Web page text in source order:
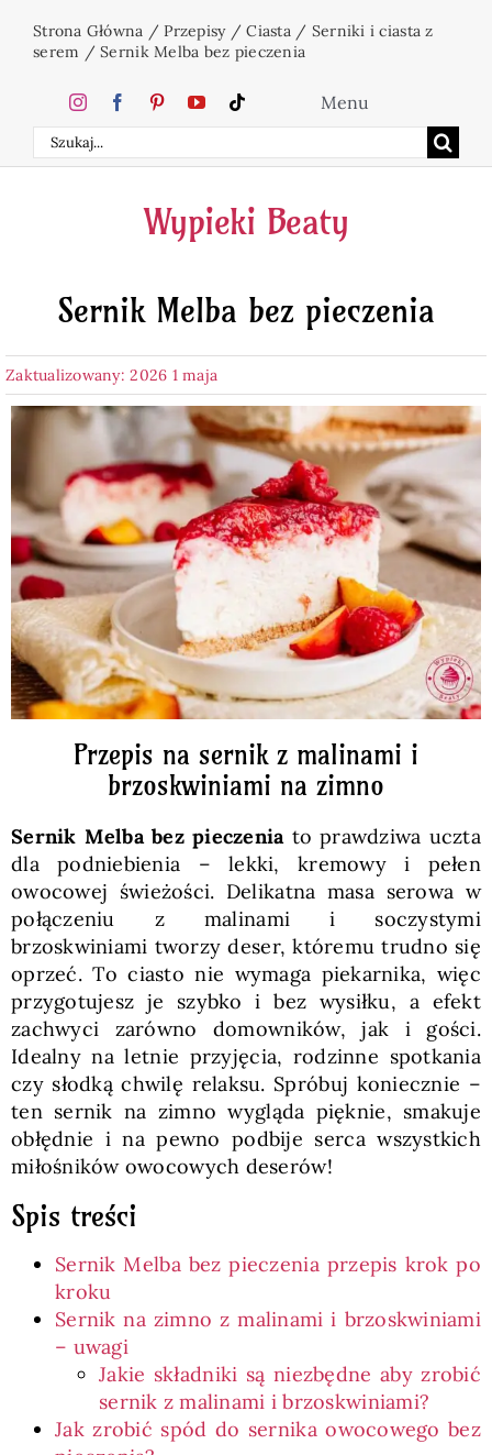
zawartości
Strona Główna /Przepisy/Ciasta/ Serniki i ciasta z
serem /Sernik Melba bez pieczenia
Szukaj
Menu
Home
Ciasta
Desery
Napoje
Pieczywo
Przetwory
Posiłki
Zdrowo i fit
SKLEP
Polski
Wypieki Beaty
Sernik Melba bez pieczenia
Zaktualizowany: 2026 1 maja
Przepis na sernik z malinami i
brzoskwiniami na zimno
Sernik Melba bez pieczeniato prawdziwa uczta
dla podniebienia – lekki, kremowy i pełen
owocowej świeżości. Delikatna masa serowa w
połączeniu z malinami i soczystymi
brzoskwiniami tworzy deser, któremu trudno się
oprzeć. To ciasto nie wymaga piekarnika, więc
przygotujesz je szybko i bez wysiłku, a efekt
zachwyci zarówno domowników, jak i gości.
Idealny na letnie przyjęcia, rodzinne spotkania
czy słodką chwilę relaksu. Spróbuj koniecznie –
ten sernik na zimno wygląda pięknie, smakuje
obłędnie i na pewno podbije serca wszystkich
miłośników owocowych deserów!
Spis treści
Sernik Melba bez pieczenia przepis krok po
kroku
Sernik na zimno z malinami i brzoskwiniami
– uwagi
Jakie składniki są niezbędne aby zrobić
sernik z malinami i brzoskwiniami?
Jak zrobić spód do sernika owocowego bez